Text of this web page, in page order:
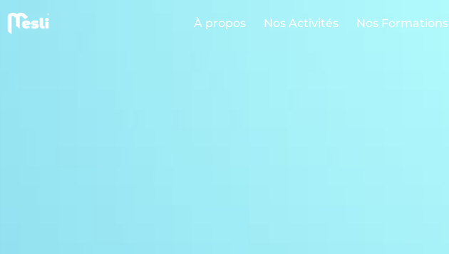
principal
À propos Nos Activités Nos Formations